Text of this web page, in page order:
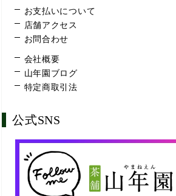
お支払いについて
店舗アクセス
お問合わせ
会社概要
山年園ブログ
特定商取引法
公式SNS